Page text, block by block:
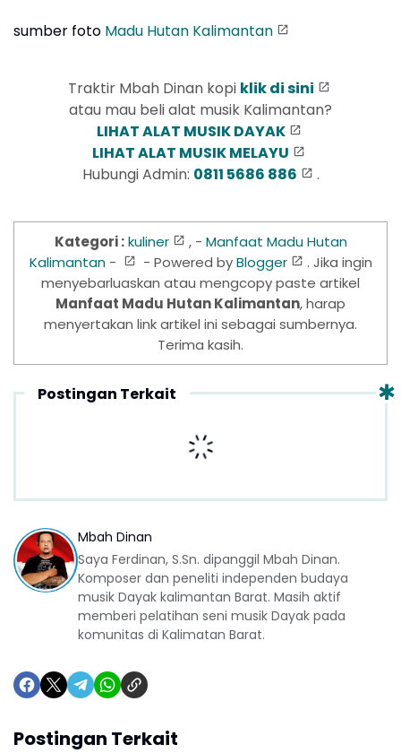
sumber foto Madu Hutan Kalimantan
Traktir Mbah Dinan kopi klik di sini
atau mau beli alat musik Kalimantan?
LIHAT ALAT MUSIK DAYAK
LIHAT ALAT MUSIK MELAYU
Hubungi Admin: 0811 5686 886 .
Kategori : kuliner , - Manfaat Madu Hutan
Kalimantan- - Powered byBlogger
. Jika ingin
menyebarluaskan atau mengcopy paste artikel
Manfaat Madu Hutan Kalimantan, harap
menyertakan link artikel ini sebagai sumbernya.
Terima kasih.
Postingan Terkait
Mbah Dinan
Saya Ferdinan, S.Sn. dipanggil Mbah Dinan.
Komposer dan peneliti independen budaya
musik Dayak kalimantan Barat. Masih aktif
memberi pelatihan seni musik Dayak pada
komunitas di Kalimatan Barat.
Postingan Terkait